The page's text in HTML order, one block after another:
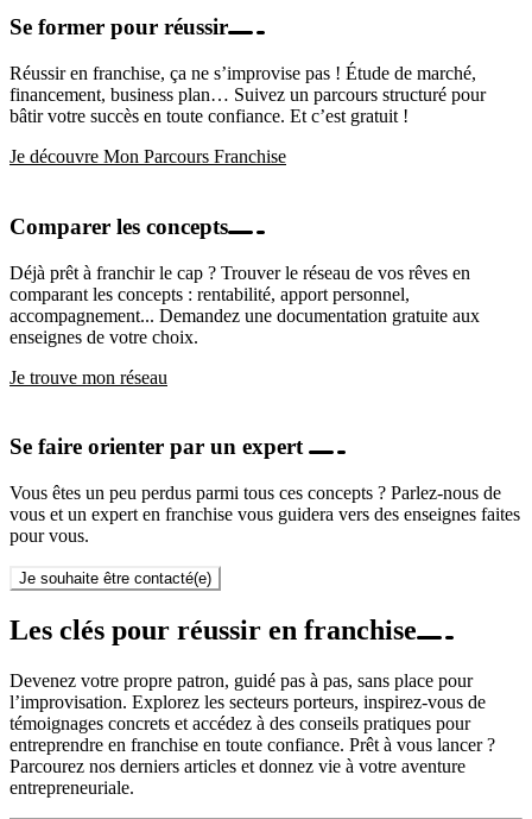
Se former pour réussir
Réussir en franchise, ça ne s’improvise pas ! Étude de marché,
financement, business plan… Suivez un parcours structuré pour
bâtir votre succès en toute confiance. Et c’est gratuit !
Je découvre Mon Parcours Franchise
Comparer les concepts
Déjà prêt à franchir le cap ? Trouver le réseau de vos rêves en
comparant les concepts : rentabilité, apport personnel,
accompagnement... Demandez une documentation gratuite aux
enseignes de votre choix.
Je trouve mon réseau
Se faire orienter par un expert
Vous êtes un peu perdus parmi tous ces concepts ? Parlez-nous de
vous et un expert en franchise vous guidera vers des enseignes faites
pour vous.
Je souhaite être contacté(e)
Les clés pour réussir en franchise
Devenez votre propre patron, guidé pas à pas, sans place pour
l’improvisation. Explorez les secteurs porteurs, inspirez-vous de
témoignages concrets et accédez à des conseils pratiques pour
entreprendre en franchise en toute confiance. Prêt à vous lancer ?
Parcourez nos derniers articles et donnez vie à votre aventure
entrepreneuriale.